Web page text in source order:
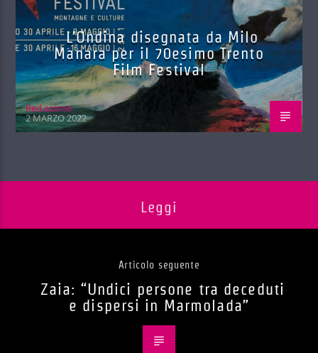
L’Ondina disegnata da Milo
Manara per il 70esimo Trento
Film Festival
Red.azione
2 MARZO 2022
Leggi
Articolo seguente
Zaia: “Undici persone tra deceduti
e dispersi in Marmolada”